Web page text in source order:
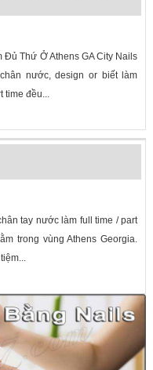
Thứ Ở Athens GA City Nails
nước, design or biết làm
đều...
tay nước làm full time / part
trong vùng Athens Georgia.